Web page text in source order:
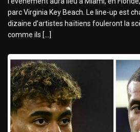
parc Virginia Key Beach. Le line-up est
dizaine d’artistes haïtiens fouleront la
comme ils […]